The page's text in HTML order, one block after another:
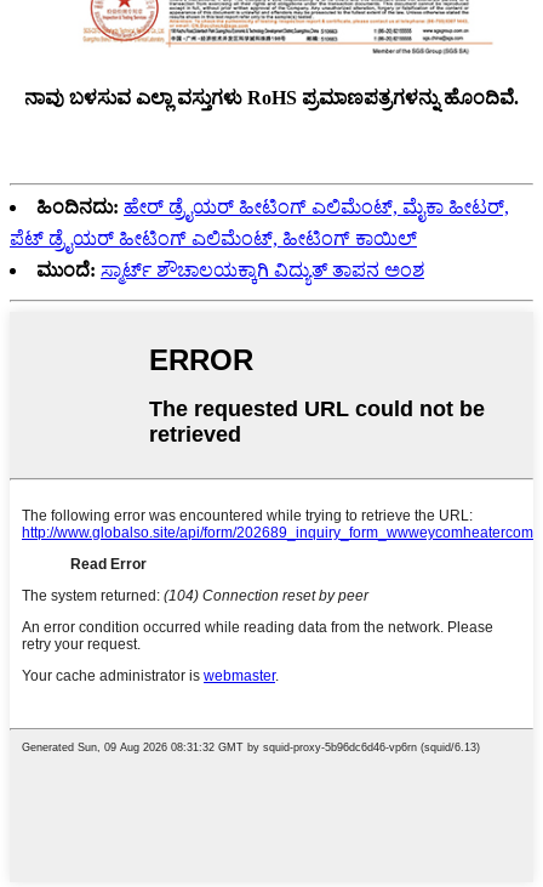
ನಾವು ಬಳಸುವ ಎಲ್ಲಾ ವಸ್ತುಗಳು RoHS ಪ್ರಮಾಣಪತ್ರಗಳನ್ನು ಹೊಂದಿವೆ.
ಹಿಂದಿನದು: ಹೇರ್ ಡ್ರೈಯರ್ ಹೀಟಿಂಗ್ ಎಲಿಮೆಂಟ್, ಮೈಕಾ ಹೀಟರ್,
ಪೆಟ್ ಡ್ರೈಯರ್ ಹೀಟಿಂಗ್ ಎಲಿಮೆಂಟ್, ಹೀಟಿಂಗ್ ಕಾಯಿಲ್
ಮುಂದೆ: ಸ್ಮಾರ್ಟ್ ಶೌಚಾಲಯಕ್ಕಾಗಿ ವಿದ್ಯುತ್ ತಾಪನ ಅಂಶ